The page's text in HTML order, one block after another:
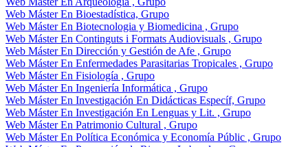
Web Máster En Bioestadística, Grupo
Web Máster En Biotecnologia y Biomedicina , Grupo
Web Máster En Continguts i Formats Audiovisuals , Grupo
Web Máster En Dirección y Gestión de Afe , Grupo
Web Máster En Enfermedades Parasitarias Tropicales , Grupo
Web Máster En Fisiología , Grupo
Web Máster En Ingeniería Informática , Grupo
Web Máster En Investigación En Didácticas Específ, Grupo
Web Máster En Investigación En Lenguas y Lit. , Grupo
Web Máster En Patrimonio Cultural , Grupo
Web Máster En Política Económica y Economía Públic , Grupo